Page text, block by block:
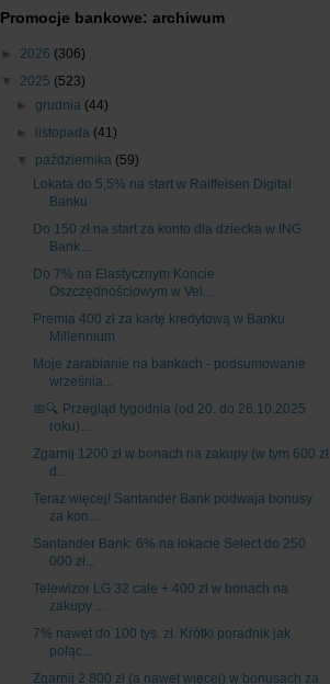
Promocje bankowe: archiwum
► 2026 (306)
▼ 2025 (523)
►grudnia (44)
►
listopada (41)
▼ października (59)
Lokata do 5,5% na start w Raiffeisen Digital
Banku
Do 150 zł na start za konto dla dziecka w ING
Bank...
Do 7% na Elastycznym Koncie
Oszczędnościowym w Vel...
Premia 400 zł za kartę kredytową w Banku
Millennium
Moje zarabianie na bankach - podsumowanie
września...
📅🔍 Przegląd tygodnia (od 20. do 26.10.2025
roku)...
Zgarnij 1200 zł w bonach na zakupy (w tym 600 zł
d...
Teraz więcej! Santander Bank podwaja bonusy
za kon...
Santander Bank: 6% na lokacie Select do 250
000 zł...
Telewizor LG 32 cale + 400 zł w bonach na
zakupy ...
7% nawet do 100 tys. zł. Krótki poradnik jak
połąc...
Zgarnij 2 800 zł (a nawet więcej) w bonusach za